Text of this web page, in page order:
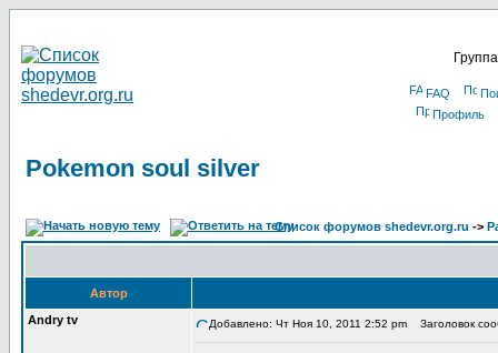
FAQ
Профиль
Pokemon soul silver
Список форумов shedevr.org.ru ->
Автор
Andry tv
Добавлено: Чт Ноя 10, 2011 2:52 pm Заголовок